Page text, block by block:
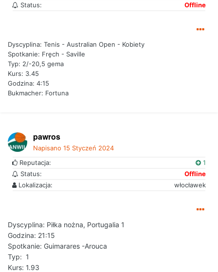
Status:
Offline
Dyscyplina: Tenis - Australian Open - Kobiety
Spotkanie: Fręch - Saville
Typ: 2/-20,5 gema
Kurs: 3.45
Godzina: 4:15
Bukmacher: Fortuna
pawros
Napisano 15 Styczeń 2024
Reputacja:
1
Status:
Offline
Lokalizacja:
włocławek
Dyscyplina: Piłka nożna, Portugalia 1
Godzina: 21:15
Spotkanie: Guimarares -Arouca
Typ: 1
Kurs: 1.93